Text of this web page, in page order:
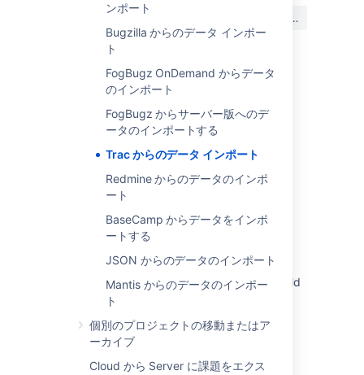
ンポート
Bugzilla からのデータ インポー
ト
FogBugz OnDemand からデータ
のインポート
FogBugz からサーバー版へのデ
ータのインポートする
Trac からのデータ インポート
Redmine からのデータのインポ
ート
BaseCamp からデータをインポ
ートする
JSON からのデータのインポート
Mantis からのデータのインポー
ト
個別のプロジェクトの移動またはア
ーカイブ
Cloud から Server に課題をエクス
この内容はお役に立ちました
いいえ
関連コンテンツ
Import data to Jira using a CSV file
Import data into your database
CSV import
Multiple Users Created when Importing from
Trac for Each Different Email Address
TRAC import error from getValueCountForField
Trying to import a trac project results in
ERROR: relation "ticket" does not exist